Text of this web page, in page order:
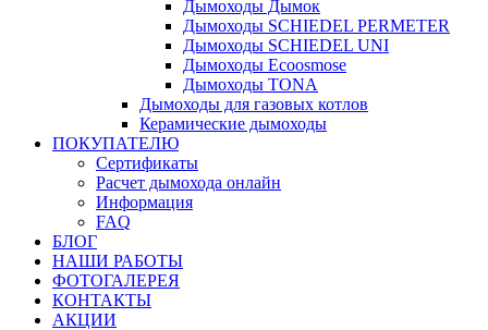
Дымоходы Дымок
Дымоходы SCHIEDEL PERMETER
Дымоходы SCHIEDEL UNI
Дымоходы Ecoosmose
Дымоходы TONA
Дымоходы для газовых котлов
Керамические дымоходы
ПОКУПАТЕЛЮ
Сертификаты
Расчет дымохода онлайн
Информация
FAQ
БЛОГ
НАШИ РАБОТЫ
ФОТОГАЛЕРЕЯ
КОНТАКТЫ
АКЦИИ